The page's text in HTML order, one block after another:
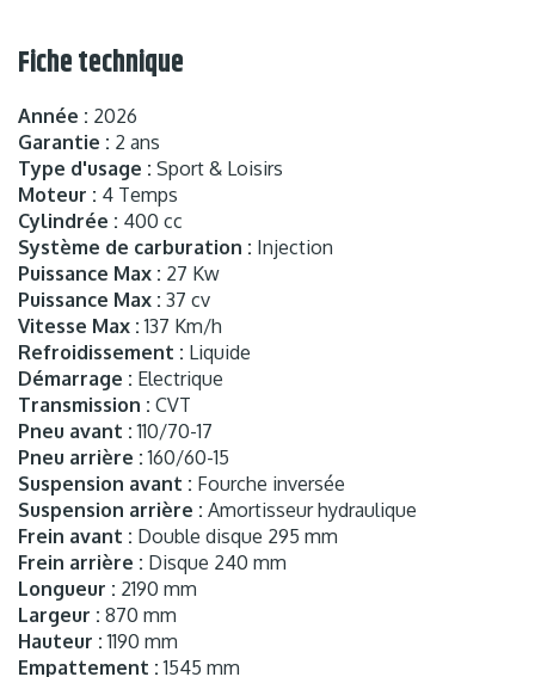
Fiche technique
Année : 2026
Garantie : 2 ans
Type d'usage : Sport & Loisirs
Moteur : 4 Temps
Cylindrée : 400 cc
Système de carburation : Injection
Puissance Max : 27 Kw
Puissance Max : 37 cv
Vitesse Max : 137 Km/h
Refroidissement : Liquide
Démarrage : Electrique
Transmission : CVT
Pneu avant : 110/70-17
Pneu arrière : 160/60-15
Suspension avant : Fourche inversée
Suspension arrière : Amortisseur hydraulique
Frein avant : Double disque 295 mm
Frein arrière : Disque 240 mm
Longueur : 2190 mm
Largeur : 870 mm
Hauteur : 1190 mm
Empattement : 1545 mm